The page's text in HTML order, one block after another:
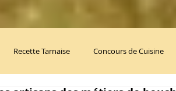
Recette Tarnaise Concours de Cuisine